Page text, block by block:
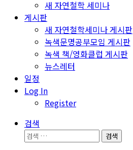
새 자연철학 세미나
게시판
새 자연철학세미나 게시판
녹색문명공부모임 게시판
녹색 책/영화클럽 게시판
뉴스레터
일정
Log In
Register
검색
검